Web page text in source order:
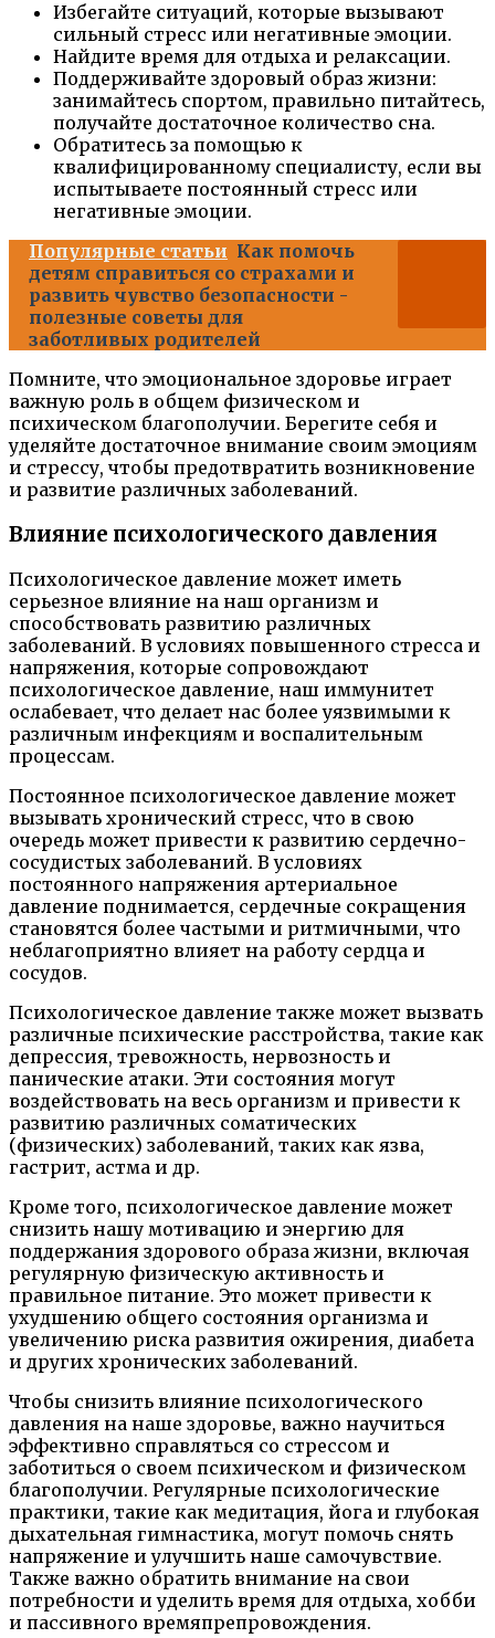
Избегайте ситуаций, которые вызывают
сильный стресс или негативные эмоции.
Найдите время для отдыха и релаксации.
Поддерживайте здоровый образ жизни:
занимайтесь спортом, правильно питайтесь,
получайте достаточное количество сна.
Обратитесь за помощью к
квалифицированному специалисту, если вы
испытываете постоянный стресс или
негативные эмоции.
Популярные статьи Как помочь
детям справиться со страхами и
развить чувство безопасности -
полезные советы для
заботливых родителей
Помните, что эмоциональное здоровье играет
важную роль в общем физическом и
психическом благополучии. Берегите себя и
уделяйте достаточное внимание своим эмоциям
и стрессу, чтобы предотвратить возникновение
и развитие различных заболеваний.
Влияние психологического давления
Психологическое давление может иметь
серьезное влияние на наш организм и
способствовать развитию различных
заболеваний. В условиях повышенного стресса и
напряжения, которые сопровождают
психологическое давление, наш иммунитет
ослабевает, что делает нас более уязвимыми к
различным инфекциям и воспалительным
процессам.
Постоянное психологическое давление может
вызывать хронический стресс, что в свою
очередь может привести к развитию сердечно-
сосудистых заболеваний. В условиях
постоянного напряжения артериальное
давление поднимается, сердечные сокращения
становятся более частыми и ритмичными, что
неблагоприятно влияет на работу сердца и
сосудов.
Психологическое давление также может вызвать
различные психические расстройства, такие как
депрессия, тревожность, нервозность и
панические атаки. Эти состояния могут
воздействовать на весь организм и привести к
развитию различных соматических
(физических) заболеваний, таких как язва,
гастрит, астма и др.
Кроме того, психологическое давление может
снизить нашу мотивацию и энергию для
поддержания здорового образа жизни, включая
регулярную физическую активность и
правильное питание. Это может привести к
ухудшению общего состояния организма и
увеличению риска развития ожирения, диабета
и других хронических заболеваний.
Чтобы снизить влияние психологического
давления на наше здоровье, важно научиться
эффективно справляться со стрессом и
заботиться о своем психическом и физическом
благополучии. Регулярные психологические
практики, такие как медитация, йога и глубокая
дыхательная гимнастика, могут помочь снять
напряжение и улучшить наше самочувствие.
Также важно обратить внимание на свои
потребности и уделить время для отдыха, хобби
и пассивного времяпрепровождения.